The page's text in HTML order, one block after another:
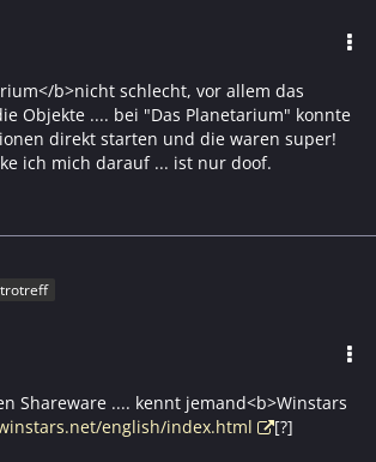
b>nicht schlecht, vor allem das
Objekte .... bei "Das Planetarium" konnte
direkt starten und die waren super!
ich mich darauf ... ist nur doof.
Shareware .... kennt jemand<b>Winstars
english/index.html [?]